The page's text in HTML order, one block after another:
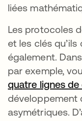
liées
Les protocoles
et les clés
également.
par exemple,
quatre lignes
développement
asymétriques.